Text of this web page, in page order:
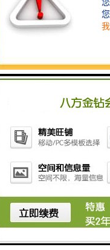
定性。
**结语**
在工业自动化领域，西门子
的理念，为客户提供符合其
与我们联系，我们将竭诚为
http://www.shxuzhim.com
上一篇：舟山西门子工业以太
下一篇：南京西门子触摸屏